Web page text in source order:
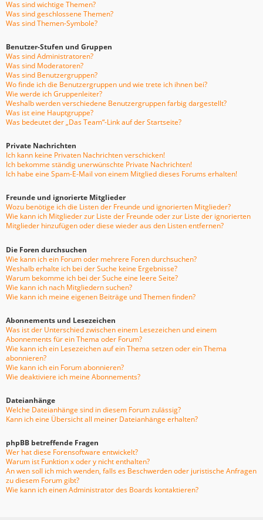
Was sind wichtige Themen?
Was sind geschlossene Themen?
Was sind Themen-Symbole?
Benutzer-Stufen und Gruppen
Was sind Administratoren?
Was sind Moderatoren?
Was sind Benutzergruppen?
Wo finde ich die Benutzergruppen und wie trete ich ihnen bei?
Wie werde ich Gruppenleiter?
Weshalb werden verschiedene Benutzergruppen farbig dargestellt?
Was ist eine Hauptgruppe?
Was bedeutet der „Das Team“-Link auf der Startseite?
Private Nachrichten
Ich kann keine Privaten Nachrichten verschicken!
Ich bekomme ständig unerwünschte Private Nachrichten!
Ich habe eine Spam-E-Mail von einem Mitglied dieses Forums erhalten!
Freunde und ignorierte Mitglieder
Wozu benötige ich die Listen der Freunde und ignorierten Mitglieder?
Wie kann ich Mitglieder zur Liste der Freunde oder zur Liste der ignorierten
Mitglieder hinzufügen oder diese wieder aus den Listen entfernen?
Die Foren durchsuchen
Wie kann ich ein Forum oder mehrere Foren durchsuchen?
Weshalb erhalte ich bei der Suche keine Ergebnisse?
Warum bekomme ich bei der Suche eine leere Seite?
Wie kann ich nach Mitgliedern suchen?
Wie kann ich meine eigenen Beiträge und Themen finden?
Abonnements und Lesezeichen
Was ist der Unterschied zwischen einem Lesezeichen und einem
Abonnements für ein Thema oder Forum?
Wie kann ich ein Lesezeichen auf ein Thema setzen oder ein Thema
abonnieren?
Wie kann ich ein Forum abonnieren?
Wie deaktiviere ich meine Abonnements?
Dateianhänge
Welche Dateianhänge sind in diesem Forum zulässig?
Kann ich eine Übersicht all meiner Dateianhänge erhalten?
phpBB betreffende Fragen
Wer hat diese Forensoftware entwickelt?
Warum ist Funktion x oder y nicht enthalten?
An wen soll ich mich wenden, falls es Beschwerden oder juristische Anfragen
zu diesem Forum gibt?
Wie kann ich einen Administrator des Boards kontaktieren?